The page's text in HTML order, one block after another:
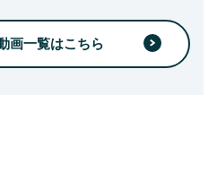
画一覧はこちら